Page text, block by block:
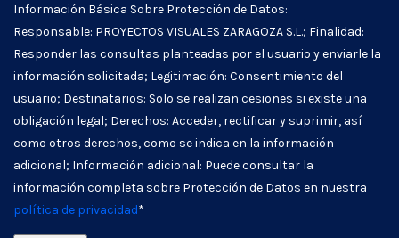
Información Básica Sobre Protección de Datos:
Responsable: PROYECTOS VISUALES ZARAGOZA S.L.; Finalidad:
Responder las consultas planteadas por el usuario y enviarle la
información solicitada; Legitimación: Consentimiento del
usuario; Destinatarios: Solo se realizan cesiones si existe una
obligación legal; Derechos: Acceder, rectificar y suprimir, así
como otros derechos, como se indica en la información
adicional; Información adicional: Puede consultar la
información completa sobre Protección de Datos en nuestra
política de privacidad*